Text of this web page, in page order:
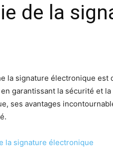
de la
la signature électronique
garantissant la sécurité et
ses avantages
la signature électronique